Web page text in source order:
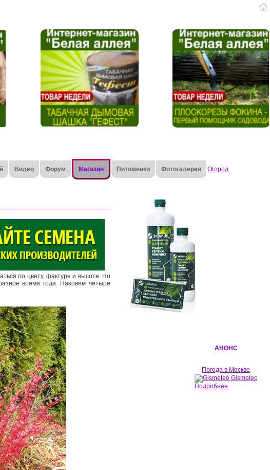
Видео Форум Магазин Питомники Фотогалерея Огород
по цвету, фактуре и высоте. Но
время года. Назовем четыре
АНОНС
Погода в Москве
Gismeteo
Подробнее